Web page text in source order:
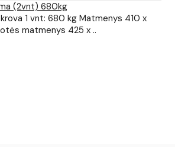
(2vnt) 680kg
1 vnt: 680 kg Matmenys 410 x
matmenys 425 x ..